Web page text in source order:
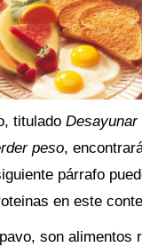
titulado
peso,
párrafo
en este
son alimentos